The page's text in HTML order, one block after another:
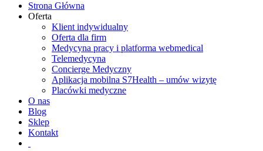
Strona Główna
Oferta
Klient indywidualny
Oferta dla firm
Medycyna pracy i platforma webmedical
Telemedycyna
Concierge Medyczny
Aplikacja mobilna S7Health – umów wizytę
Placówki medyczne
O nas
Blog
Sklep
Kontakt